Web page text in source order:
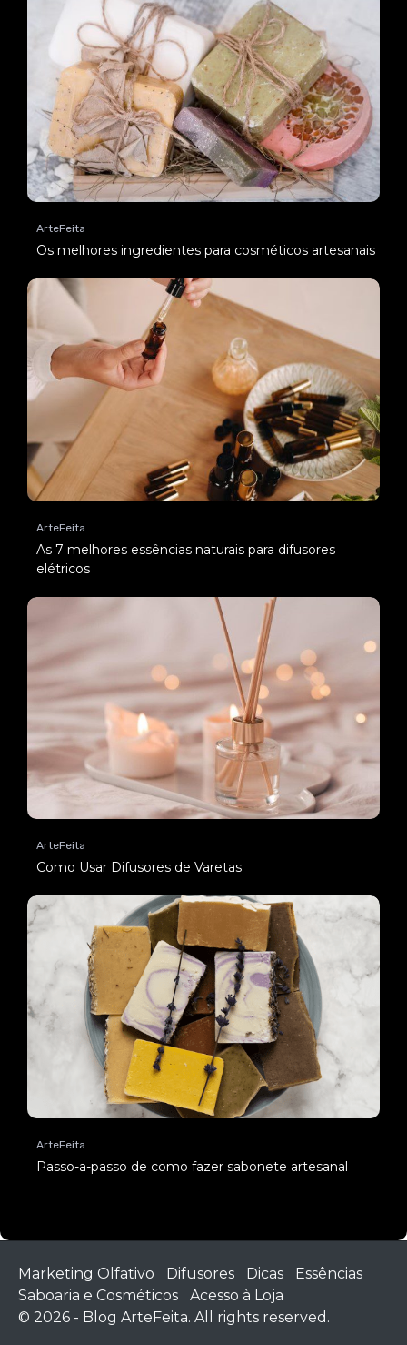
ArteFeita
Os melhores ingredientes para cosméticos artesanais
ArteFeita
As 7 melhores essências naturais para difusores
elétricos
ArteFeita
Como Usar Difusores de Varetas
ArteFeita
Passo-a-passo de como fazer sabonete artesanal
Marketing Olfativo Difusores Dicas
Essências
Saboaria e Cosméticos
Acesso à Loja
© 2026 - Blog ArteFeita. All rights reserved.